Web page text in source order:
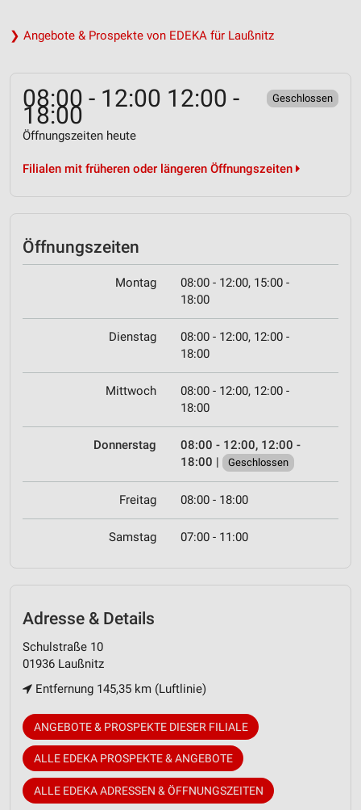
❯ Angebote & Prospekte von EDEKA für Laußnitz
08:00 - 12:00 12:00 -
18:00
Geschlossen
Öffnungszeiten heute
Filialen mit früheren oder längeren Öffnungszeiten
Öffnungszeiten
Montag
08:00 - 12:00, 15:00 -
18:00
Dienstag
08:00 - 12:00, 12:00 -
18:00
Mittwoch
08:00 - 12:00, 12:00 -
18:00
Donnerstag
08:00 - 12:00, 12:00 -
18:00 | Geschlossen
Freitag 08:00 - 18:00
Samstag 07:00 - 11:00
Adresse & Details
Schulstraße 10
01936 Laußnitz
Entfernung 145,35 km (Luftlinie)
ANGEBOTE & PROSPEKTE DIESER FILIALE
ALLE EDEKA PROSPEKTE & ANGEBOTE
ALLE EDEKA ADRESSEN & ÖFFNUNGSZEITEN